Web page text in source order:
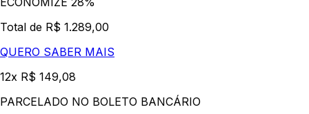
Total de R$ 1.289,00
QUERO SABER MAIS
12x R$ 149,08
PARCELADO NO BOLETO BANCÁRIO